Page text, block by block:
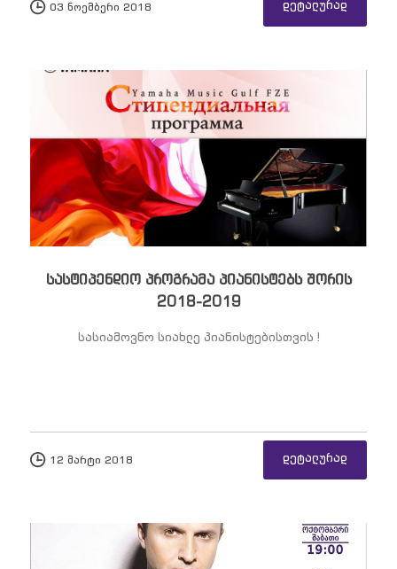
03 ნოემბერი 2018 დეტალურად
სასტიპენდიო პროგრამა პიანისტებს შორის
2018-2019
სასიამოვნო სიახლე პიანისტებისთვის !
12 მარტი 2018 დეტალურად